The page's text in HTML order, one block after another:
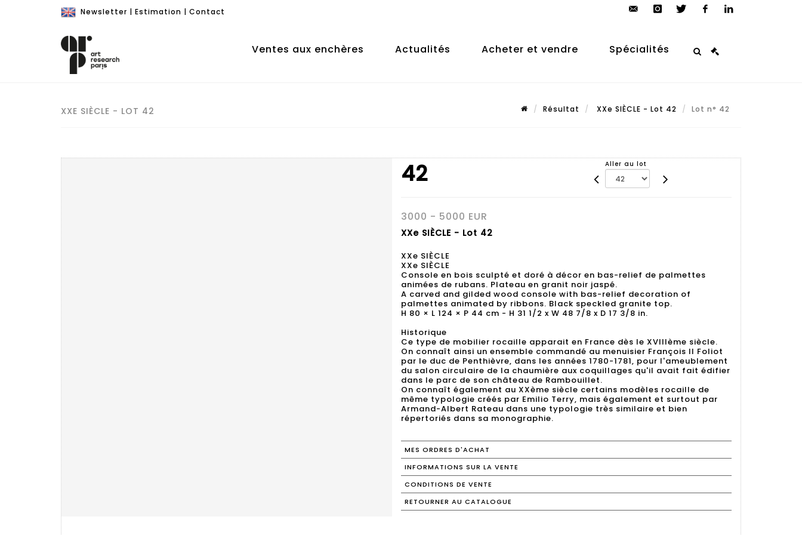
Newsletter | Estimation | Contact
auction.com
Ventes aux enchères Actualités Acheter et vendre Spécialités
XXE SIÈCLE - LOT 42 Résultat XXe SIÈCLE - Lot 42 Lot n° 42
42 Aller au lot
3000 - 5000 EUR
XXe SIÈCLE - Lot 42
XXe SIÈCLE
XXe SIÈCLE
Console en bois sculpté et doré à décor en bas-relief de palmettes
animées de rubans. Plateau en granit noir jaspé.
A carved and gilded wood console with bas-relief decoration of
palmettes animated by ribbons. Black speckled granite top.
H 80 × L 124 × P 44 cm - H 31 1/2 x W 48 7/8 x D 17 3/8 in.
Historique
Ce type de mobilier rocaille apparait en France dès le XVIIIème siècle.
On connaît ainsi un ensemble commandé au menuisier François II Foliot
par le duc de Penthièvre, dans les années 1780-1781, pour l'ameublement
du salon circulaire de la chaumière aux coquillages qu'il avait fait édifier
dans le parc de son château de Rambouillet.
On connaît également au XXème siècle certains modèles rocaille de
même typologie créés par Emilio Terry, mais également et surtout par
Armand-Albert Rateau dans une typologie très similaire et bien
répertoriés dans sa monographie.
MES ORDRES D'ACHAT
INFORMATIONS SUR LA VENTE
CONDITIONS DE VENTE
RETOURNER AU CATALOGUE